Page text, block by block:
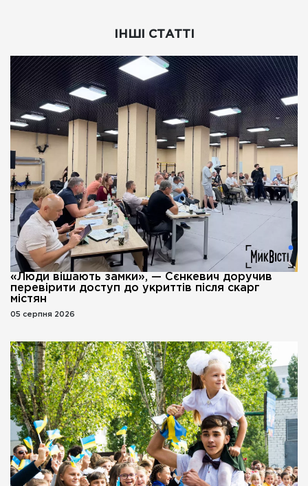
ІНШІ СТАТТІ
«Люди вішають замки», — Сєнкевич доручив
перевірити доступ до укриттів після скарг
містян
05 серпня 2026